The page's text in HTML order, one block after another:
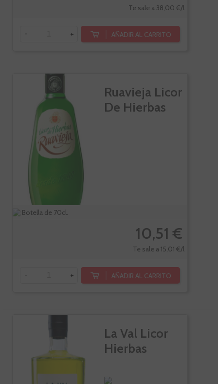
Te sale a 38,00 €/l
- + AÑADIR AL CARRITO
Ruavieja Licor
De Hierbas
Botella de 70cl.
10,51 €
Te sale a 15,01 €/l
- + AÑADIR AL CARRITO
La Val Licor
Hierbas